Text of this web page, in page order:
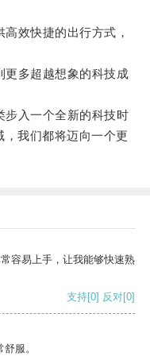
效快捷的出行方式，
多超越想象的科技成
入一个全新的科技时
我们都将迈向一个更
容易上手，让我能够快速熟
支持[0] 反对[0]
服。